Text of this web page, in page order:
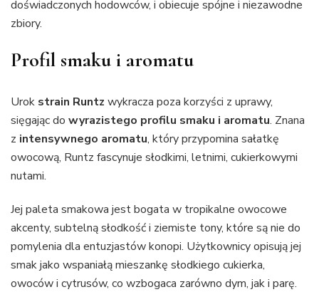
doświadczonych hodowców, i obiecuje spójne i niezawodne
zbiory.
Profil smaku i aromatu
Urok strain Runtz wykracza poza korzyści z uprawy,
sięgając do wyrazistego profilu smaku i aromatu. Znana
z intensywnego aromatu, który przypomina sałatkę
owocową, Runtz fascynuje słodkimi, letnimi, cukierkowymi
nutami.
Jej paleta smakowa jest bogata w tropikalne owocowe
akcenty, subtelną słodkość i ziemiste tony, które są nie do
pomylenia dla entuzjastów konopi. Użytkownicy opisują jej
smak jako wspaniałą mieszankę słodkiego cukierka,
owoców i cytrusów, co wzbogaca zarówno dym, jak i parę.